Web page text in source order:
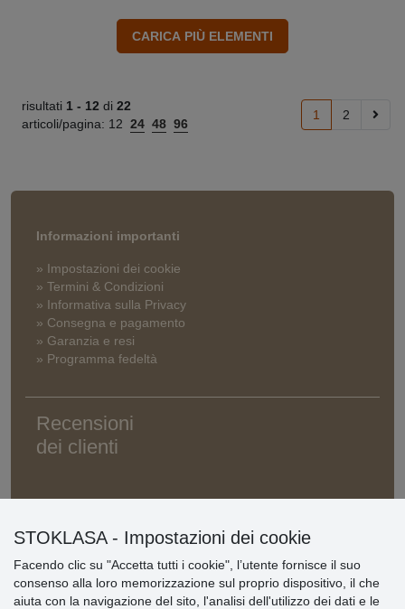
risultati 1 - 12 di 22
articoli/pagina: 12 24 48 96
1 2
Informazioni importanti
» Impostazioni dei cookie
» Termini & Condizioni
» Informativa sulla Privacy
» Consegna e pagamento
» Garanzia e resi
» Programma fedeltà
Recensioni
dei clienti
STOKLASA - Impostazioni dei cookie
Facendo clic su "Accetta tutti i cookie", l’utente fornisce il suo
consenso alla loro memorizzazione sul proprio dispositivo, il che
aiuta con la navigazione del sito, l'analisi dell'utilizzo dei dati e le